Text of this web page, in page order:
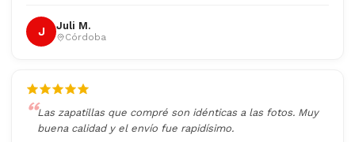
J Juli M.
Córdoba
Las zapatillas que compré son idénticas a las fotos. Muy
buena calidad y el envío fue rapidísimo.